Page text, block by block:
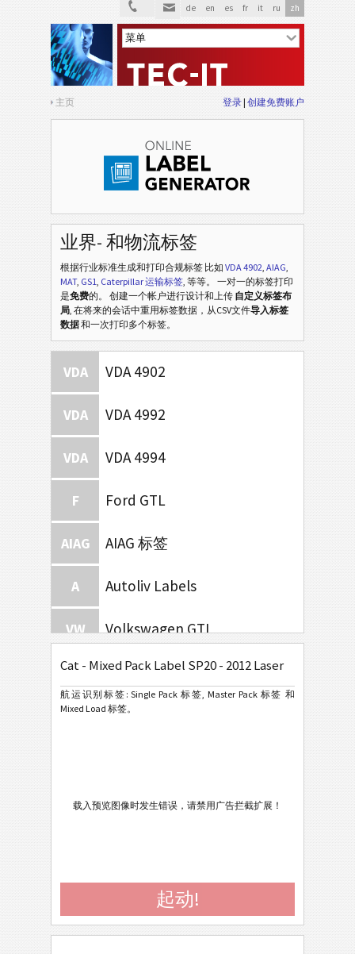
de en es fr it ru zh
主页 登录 创建免费账户
业界- 和物流标签
根据行业标准生成和打印合规标签 比如 VDA 4902, AIAG,
MAT, GS1, Caterpillar 运输标签, 等等。 一对一的标签打印
是免费的。 创建一个帐户进行设计和上传 自定义标签布
局, 在将来的会话中重用标签数据，从CSV文件导入标签
数据和一次打印多个标签。
VDA VDA 4902
VDA VDA 4992
VDA VDA 4994
F Ford GTL
AIAG AIAG 标签
A Autoliv Labels
VW Volkswagen GTL
GM General Motors
CAT Caterpillar
Cat - Mixed Pack Label SP20 V4.2 - 2013
Cat - Mixed Pack Label SP20 V4.2 - 2013 Portrait
Cat - Master Pack Label SP20 - 2012
Cat - Mixed Pack Label SP20 - 2012 Laser
航运识别标签: Single Pack 标签, Master Pack 标签 和
Mixed Load 标签。
载入预览图像时发生错误，请禁用广告拦截扩展！
起动!